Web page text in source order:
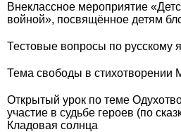
Внеклассное мероприятие
войной», посвящённое детям
Тестовые вопросы по русскому
Тема свободы в
Открытый урок по теме
участие в судьбе героев (по
Кладовая солнца